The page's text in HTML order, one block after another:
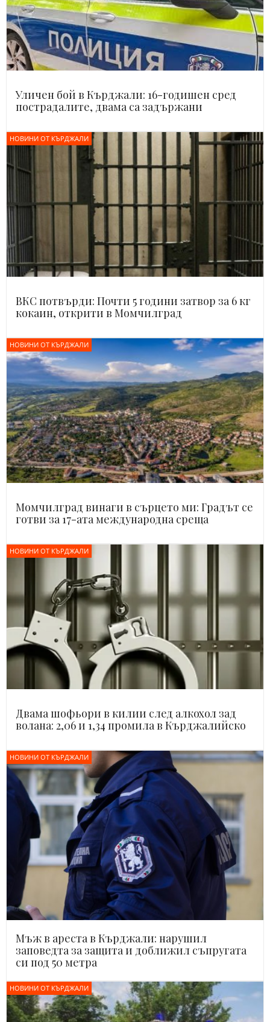
Уличен бой в Кърджали: 16-годишен сред
пострадалите, двама са задържани
НОВИНИ ОТ КЪРДЖАЛИ
ВКС потвърди: Почти 5 години затвор за 6 кг
кокаин, открити в Момчилград
НОВИНИ ОТ КЪРДЖАЛИ
Момчилград винаги в сърцето ми: Градът се
готви за 17-ата международна среща
НОВИНИ ОТ КЪРДЖАЛИ
Двама шофьори в килии след алкохол зад
волана: 2,06 и 1,34 промила в Кърджалийско
НОВИНИ ОТ КЪРДЖАЛИ
Мъж в ареста в Кърджали: нарушил
заповедта за защита и доближил съпругата
си под 50 метра
НОВИНИ ОТ КЪРДЖАЛИ